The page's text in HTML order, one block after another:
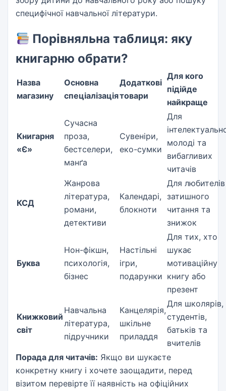
специфічної навчальної літератури.
Порівняльна таблиця: яку
книгарню обрати?
Назва
магазину
Основна
спеціалізація
Додаткові
товари
Для кого
підійде
найкраще
Книгарня
«Є»
Сучасна
проза,
бестселери,
манґа
Сувеніри,
еко-сумки
Для
молоді та
вибагливих
читачів
КСД
Жанрова
література,
романи,
детективи
Календарі,
блокноти
Для любителів
затишного
читання та
знижок
Буква
Нон-фікшн,
психологія,
бізнес
Настільні
ігри,
подарунки
Для тих, хто
шукає
мотиваційну
книгу або
презент
Книжковий
світ
Навчальна
література,
підручники
Канцелярія,
шкільне
приладдя
Для школярів,
студентів,
батьків та
вчителів
Порада для читачів: Якщо ви шукаєте
конкретну книгу і хочете заощадити, перед
візитом перевірте її наявність на офіційних